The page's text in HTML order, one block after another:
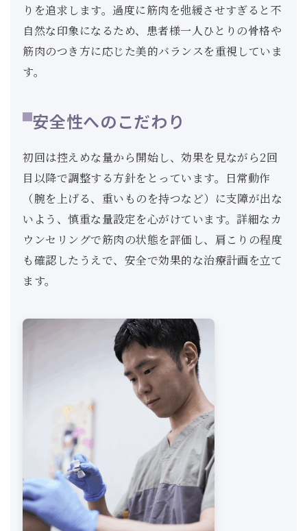
りを追求します。過度に筋肉を弛緩させすぎると不
自然な印象になるため、患者様一人ひとりの骨格や
筋肉のつき方に応じた美的バランスを重視していま
す。
安全性へのこだわり
初回は控えめな量から開始し、効果を見ながら2回
目以降で調整する方針をとっています。日常動作
（腕を上げる、重いものを持つなど）に支障が出な
いよう、慎重な量設定を心がけています。詳細なカ
ウンセリングで筋肉の状態を評価し、肩こりの程度
も確認したうえで、安全で効果的な治療計画を立て
ます。